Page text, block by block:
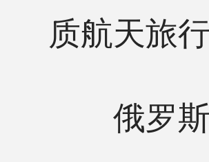
质航天旅
俄罗斯